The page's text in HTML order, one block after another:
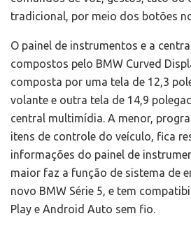
tradicional, por meio dos botões
O painel de instrumentos e a
compostos pelo BMW Curved
composta por uma tela de 12,3
volante e outra tela de 14,9
central multimídia. A menor,
itens de controle do veículo, fica
informações do painel de
maior faz a função de sistema de
novo BMW Série 5, e tem
Play e Android Auto sem fio.